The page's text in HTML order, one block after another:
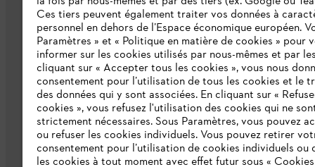
Emploi
Développement durable
Ligne Intégrité STIHL
Catalogue
Ces tiers peuvent également traiter vos données à
personnel en dehors de l’Espace économique européen.
Paramètres » et « Politique en matière de cookies » pour
informer sur les cookies utilisés par nous-mêmes et par
cliquant sur « Accepter tous les cookies », vous nous
consentement pour l’utilisation de tous les cookies et le
des données qui y sont associées. En cliquant sur «
cookies », vous refusez l'utilisation des cookies qui ne
strictement nécessaires. Sous Paramètres, vous pouvez
ou refuser les cookies individuels. Vous pouvez retirer
consentement pour l’utilisation de cookies individuels ou
les cookies à tout moment avec effet futur sous « Cookies